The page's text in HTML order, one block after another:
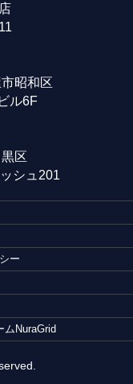
昭和区
ル6F
区
シュ201
ー
ムNuraGrid